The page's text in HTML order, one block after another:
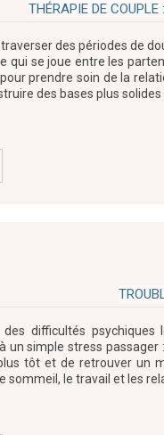
THÉRAPIE DE COUPLE
des périodes de
qui se joue entre les
prendre soin de la
des bases plus
difficultés
simple stress
tôt et de retrouver un
sommeil, le travail et les